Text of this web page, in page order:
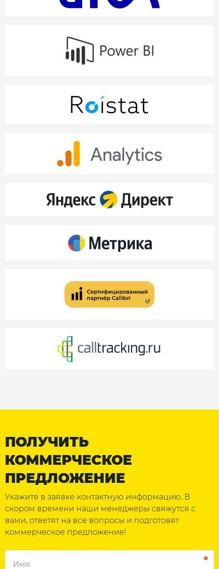
ПОЛУЧИТЬ
КОММЕРЧЕСКОЕ
ПРЕДЛОЖЕНИЕ
Укажите в заявке контактную информацию. В
скором времени наши менеджеры свяжутся с
вами, ответят на все вопросы и подготовят
коммерческое предложение!